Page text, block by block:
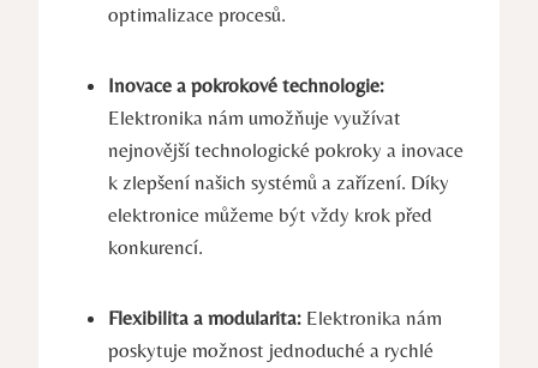
optimalizace procesů.
Inovace a pokrokové technologie:
Elektronika nám umožňuje využívat
nejnovější technologické pokroky a inovace
k zlepšení našich systémů a zařízení. Díky
elektronice můžeme být vždy krok před
konkurencí.
Flexibilita a modularita: Elektronika nám
poskytuje možnost jednoduché a rychlé